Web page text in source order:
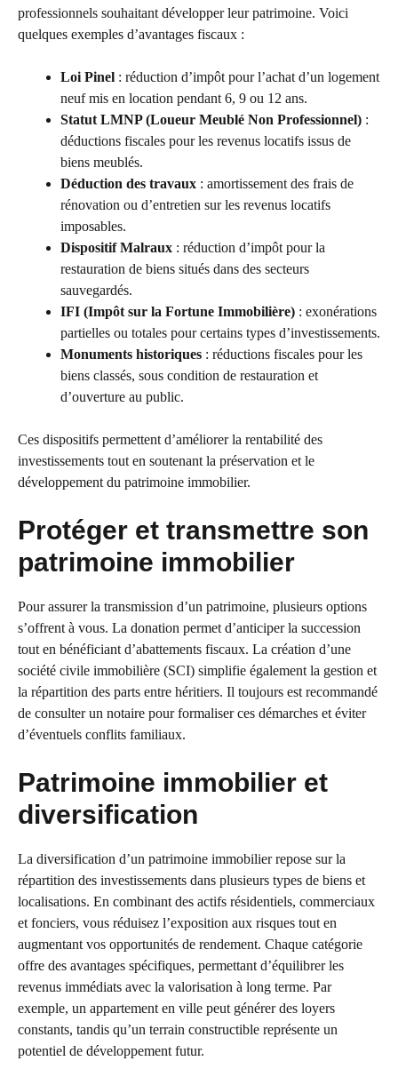
professionnels souhaitant développer leur patrimoine. Voici
quelques exemples d’avantages fiscaux :
Loi Pinel : réduction d’impôt pour l’achat d’un logement
neuf mis en location pendant 6, 9 ou 12 ans.
Statut LMNP (Loueur Meublé Non Professionnel) :
déductions fiscales pour les revenus locatifs issus de
biens meublés.
Déduction des travaux : amortissement des frais de
rénovation ou d’entretien sur les revenus locatifs
imposables.
Dispositif Malraux : réduction d’impôt pour la
restauration de biens situés dans des secteurs
sauvegardés.
IFI (Impôt sur la Fortune Immobilière) : exonérations
partielles ou totales pour certains types d’investissements.
Monuments historiques : réductions fiscales pour les
biens classés, sous condition de restauration et
d’ouverture au public.
Ces dispositifs permettent d’améliorer la rentabilité des
investissements tout en soutenant la préservation et le
développement du patrimoine immobilier.
Protéger et transmettre son
patrimoine immobilier
Pour assurer la transmission d’un patrimoine, plusieurs options
s’offrent à vous. La donation permet d’anticiper la succession
tout en bénéficiant d’abattements fiscaux. La création d’une
société civile immobilière (SCI) simplifie également la gestion et
la répartition des parts entre héritiers. Il toujours est recommandé
de consulter un notaire pour formaliser ces démarches et éviter
d’éventuels conflits familiaux.
Patrimoine immobilier et
diversification
La diversification d’un patrimoine immobilier repose sur la
répartition des investissements dans plusieurs types de biens et
localisations. En combinant des actifs résidentiels, commerciaux
et fonciers, vous réduisez l’exposition aux risques tout en
augmentant vos opportunités de rendement. Chaque catégorie
offre des avantages spécifiques, permettant d’équilibrer les
revenus immédiats avec la valorisation à long terme. Par
exemple, un appartement en ville peut générer des loyers
constants, tandis qu’un terrain constructible représente un
potentiel de développement futur.